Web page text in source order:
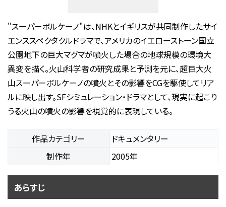
"スーパーボルケーノ"は、NHKとイギリスが共同制作したサイ
エンススペクタクルドラマで、アメリカのイエローストーン国立
公園地下の巨大マグマが噴火した場合の地球規模の環境大
異変を描く。火山科学者の研究成果と予測を元に、超巨大火
山スーパーボルケーノの噴火とその影響をCGを駆使してリア
ルに映し出す。SFシミュレーション・ドラマとして、現実に起こり
うる火山の噴火の影響を視覚的に表現している。
作品カテゴリー
ドキュメンタリー
制作年
2005年
あらすじ